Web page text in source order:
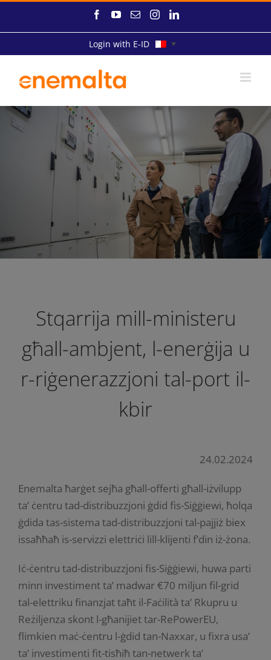
FacebookYouTube
EmailInstagramLinkedIn
Login with E-ID
Stqarrija mill-ministeru
għall-ambjent, l-enerġija u
r-riġenerazzjoni tal-port il-
kbir
24.02.2024
Enemalta ħarġet sejħa għall-offerti għall-iżvilupp
ta’ ċentru tad-distribuzzjoni ġdid fis-Siġġiewi, ħolqa
ġdida tas-sistema tad-distribuzzjoni tal-pajjiż biex
issaħħaħ is-servizzi elettriċi lill-klijenti f’din iż-żona.
Iċ-ċentru tad-distribuzzjoni fis-Siġġiewi, huwa parti
minn investiment ta’ madwar €70 miljun fil-grid
tal-elettriku finanzjat taħt il-Faċilità ta’ Rkupru u
Reżiljenza skont l-għanijiet tar-RePowerEU,
flimkien maċ-ċentru l-ġdid tan-Naxxar, u fixra usa’
ta’ investimenti fit-tisħiħ tan-netwerk ta’